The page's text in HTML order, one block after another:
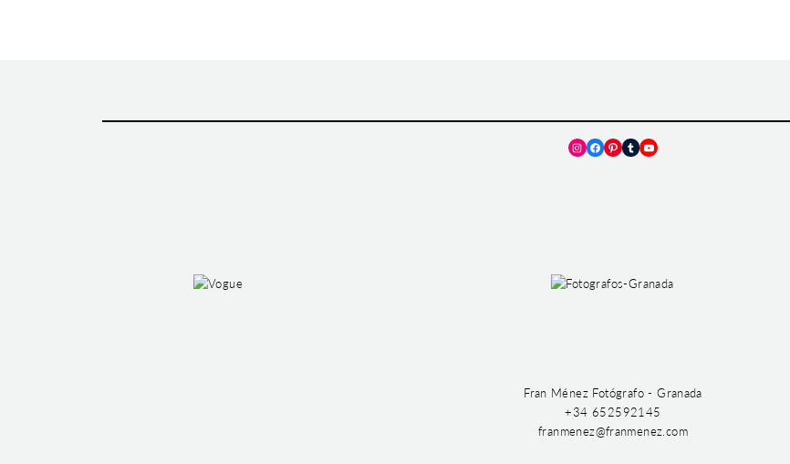
Instagram
Facebook
Pinterest
TumblrYouTube
Fran Ménez Fotógrafo - Granada
+34 652592145
franmenez@franmenez.com